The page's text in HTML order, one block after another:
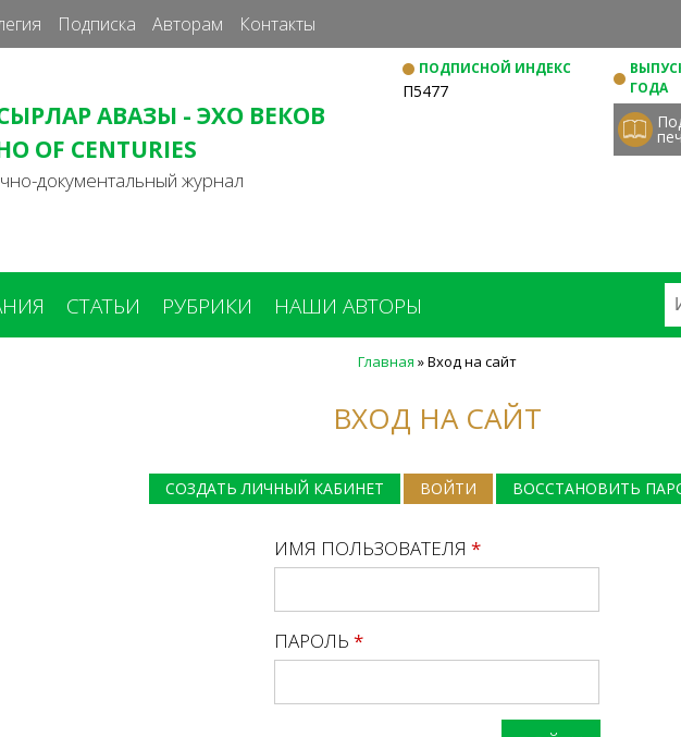
к
основному
Подписка Авторам Контакты
АВАЗЫ - ЭХО ВЕКОВ
OF CENTURIES
документальный журнал
ПОДПИСНОЙ ИНДЕКС
П5477
ГОДА
СТАТЬИ РУБРИКИ НАШИ АВТОРЫ
Главная »Вход на сайт
ВХОД НА САЙТ
СОЗДАТЬ ЛИЧНЫЙ КАБИНЕТ ВОЙТИ (АКТИВНАЯ ВКЛАДКА)
ВОССТАНОВИТЬ
ИМЯ ПОЛЬЗОВАТЕЛЯ *
ПАРОЛЬ *